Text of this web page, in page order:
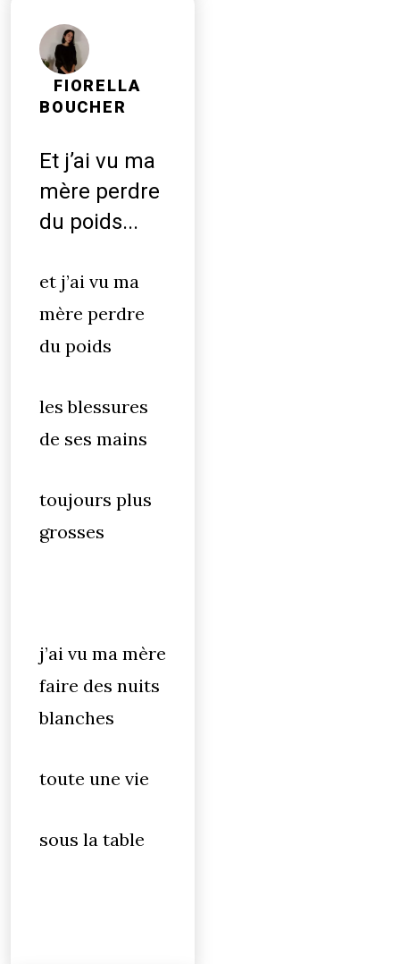
FIORELLA
BOUCHER
Et j’ai vu ma
mère perdre
du poids...
et j’ai vu ma
mère perdre
du poids
les blessures
de ses mains
toujours plus
grosses
j’ai vu ma mère
faire des nuits
blanches
toute une vie
sous la table